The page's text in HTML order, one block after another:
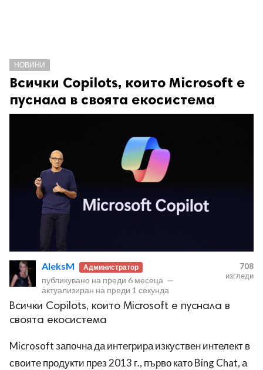
НОВИНИ
Всички Copilots, които Microsoft е
пуснала в своята екосистема
AleksM Администратор
публикувано на преди 6 месеца —
актуализиран на преди 1 секунда
708
изгледи
Всички Copilots, които Microsoft е пуснала в
своята екосистема
Microsoft започна да интегрира изкуствен интелект в
своите продукти през 2013 г., първо като Bing Chat, а